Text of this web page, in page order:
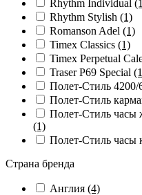
Rhythm Individual
Rhythm Stylish (1)
Romanson Adel (1)
Timex Classics (1)
Timex Perpetual
Traser P69 Special
Полет-Стиль 4200/
Полет-Стиль
Полет-Стиль часы
(1)
Полет-Стиль часы
Страна бренда
Англия (4)